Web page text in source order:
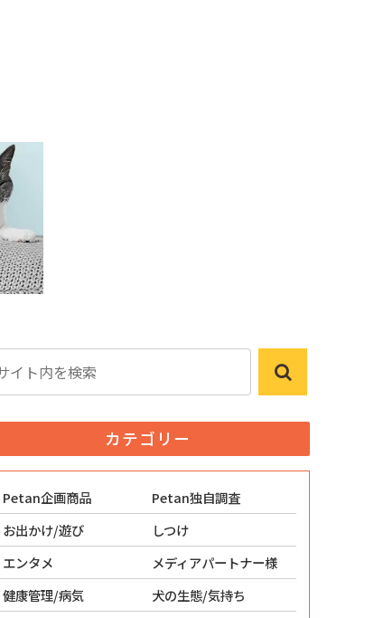
カテゴリー
Petan企画商品
Petan独自調査
お出かけ/遊び
しつけ
エンタメ
メディアパートナー様
健康管理/病気
犬の生態/気持ち